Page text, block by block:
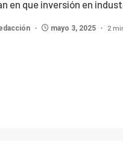
en que inversión en
mayo 3, 2025 2